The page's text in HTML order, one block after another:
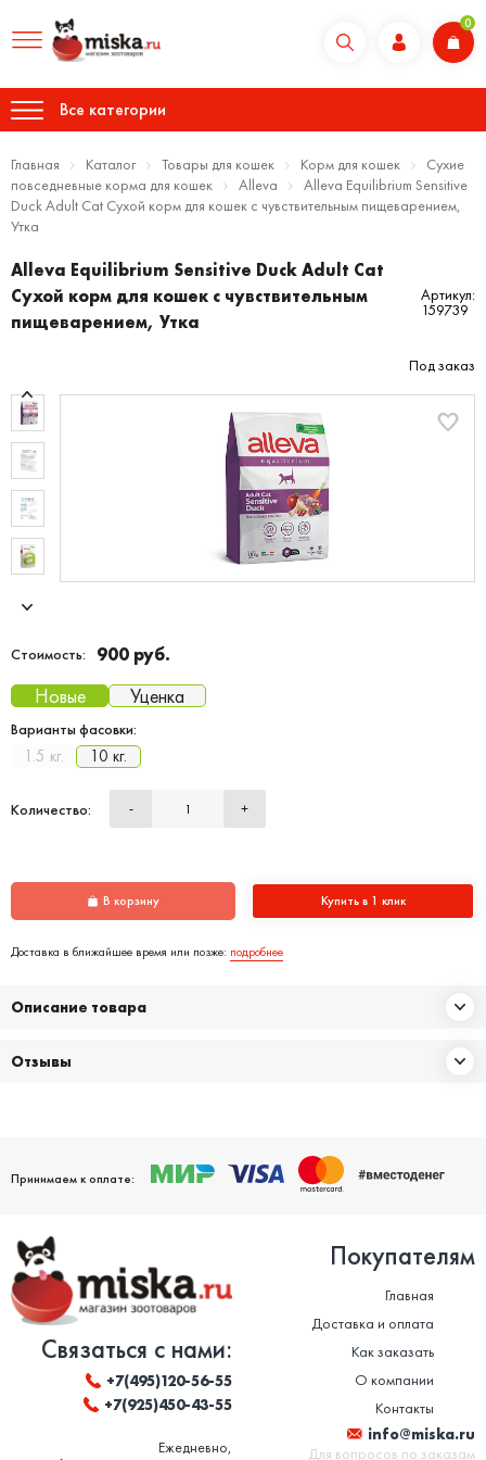
0
Все категории
Главная Каталог Товары для кошек Корм для кошек
Сухие
повседневные корма для кошек
Alleva
Alleva Equilibrium Sensitive
Duck Adult Cat Сухой корм для кошек с чувствительным пищеварением,
Утка
Alleva Equilibrium Sensitive Duck Adult Cat
Сухой корм для кошек с чувствительным
пищеварением, Утка
Артикул:
159739
Под заказ
Стоимость: 900 руб.
Новые Уценка
Варианты фасовки:
1.5 кг. 10 кг.
Количество: - +
В корзину Купить в 1 клик
Доставка в ближайшее время или позже: подробнее
Описание товара
Отзывы
Принимаем к оплате:
Связаться с нами:
+7(495)120-56-55
+7(925)450-43-55
Ежедневно,
Покупателям
Главная
Доставка и оплата
Как заказать
О компании
Контакты
info@miska.ru
Для вопросов по заказам